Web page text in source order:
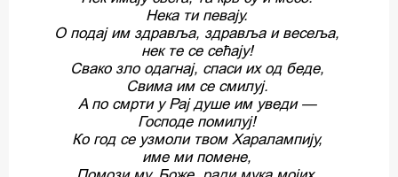
Нека ти певају.
O подај им здравља, здравља и весеља,
нек те се ceћajy!
Свако зло одагнај, спаси их од беде,
Свима им се смилуј.
A пo смрти у Рај душе им уведи —
Господе помилуј!
Ко год се узмоли твом Харалампију,
име ми помене,